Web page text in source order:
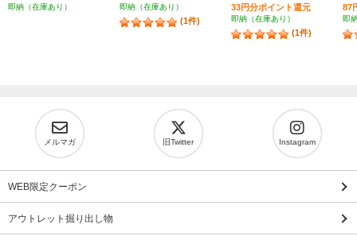
即納（在庫あり）
即納（在庫あり）
(1件)
33円分ポイント還元
即納（在庫あり）
(1件)
87
即
メルマガ 旧Twitter Instagram
WEB限定クーポン
アウトレット掘り出し物